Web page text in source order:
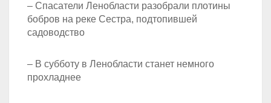
– Спасатели Ленобласти разобрали плотины
бобров на реке Сестра, подтопившей
садоводство
– В субботу в Ленобласти станет немного
прохладнее